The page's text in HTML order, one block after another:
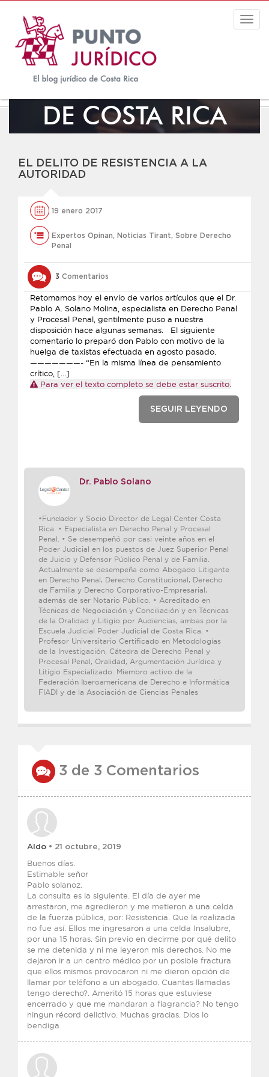
EL BLOG JURÍDICO
DE COSTA RICA
EL DELITO DE RESISTENCIA A LA
AUTORIDAD
19 enero 2017
Expertos Opinan, Noticias Tirant, Sobre Derecho
Penal
3 Comentarios
Retomamos hoy el envío de varios artículos que el Dr.
Pablo A. Solano Molina, especialista en Derecho Penal
y Procesal Penal, gentilmente puso a nuestra
disposición hace algunas semanas. El siguiente
comentario lo preparó don Pablo con motivo de la
huelga de taxistas efectuada en agosto pasado.
———————- “En la misma línea de pensamiento
crítico, […]
Para ver el texto completo se debe estar suscrito.
SEGUIR LEYENDO
Dr. Pablo Solano
•Fundador y Socio Director de Legal Center Costa
Rica. • Especialista en Derecho Penal y Procesal
Penal. • Se desempeñó por casi veinte años en el
Poder Judicial en los puestos de Juez Superior Penal
de Juicio y Defensor Público Penal y de Familia.
Actualmente se desempeña como Abogado Litigante
en Derecho Penal, Derecho Constitucional, Derecho
de Familia y Derecho Corporativo-Empresarial,
además de ser Notario Público. • Acreditado en
Técnicas de Negociación y Conciliación y en Técnicas
de la Oralidad y Litigio por Audiencias, ambas por la
Escuela Judicial Poder Judicial de Costa Rica. •
Profesor Universitario Certificado en Metodologías
de la Investigación, Cátedra de Derecho Penal y
Procesal Penal, Oralidad, Argumentación Jurídica y
Litigio Especializado. Miembro activo de la
Federación Iberoamericana de Derecho e Informática
FIADI y de la Asociación de Ciencias Penales
3 de 3 Comentarios
Aldo • 21 octubre, 2019
Buenos días.
Estimable señor
Pablo solanoz.
La consulta es la siguiente. El día de ayer me
arrestaron, me agredieron y me metieron a una celda
de la fuerza pública, por: Resistencia. Que la realizada
no fue así. Ellos me ingresaron a una celda Insalubre,
por una 15 horas. Sin previo en decirme por qué delito
se me detenida y ni me leyeron mis derechos. No me
dejaron ir a un centro médico por un posible fractura
que ellos mismos provocaron ni me dieron opción de
llamar por teléfono a un abogado. Cuantas llamadas
tengo derecho?. Ameritó 15 horas que estuviese
encerrado y que me mandaran a flagrancia? No tengo
ningun récord delictivo. Muchas gracias. Dios lo
bendiga